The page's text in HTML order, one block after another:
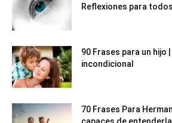
Reflexiones para
90 Frases para un hijo
incondicional
70 Frases Para